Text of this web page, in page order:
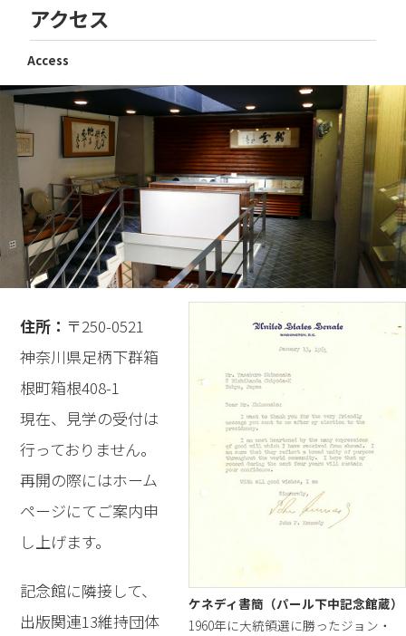
アクセス
Access
ケネディ書簡（パール下中記念館蔵）
1960年に大統領選に勝ったジョン・
住所： 〒250-0521
神奈川県足柄下群箱
根町箱根408-1
現在、見学の受付は
行っておりません。
再開の際にはホーム
ページにてご案内申
し上げます。
記念館に隣接して、
出版関連13維持団体